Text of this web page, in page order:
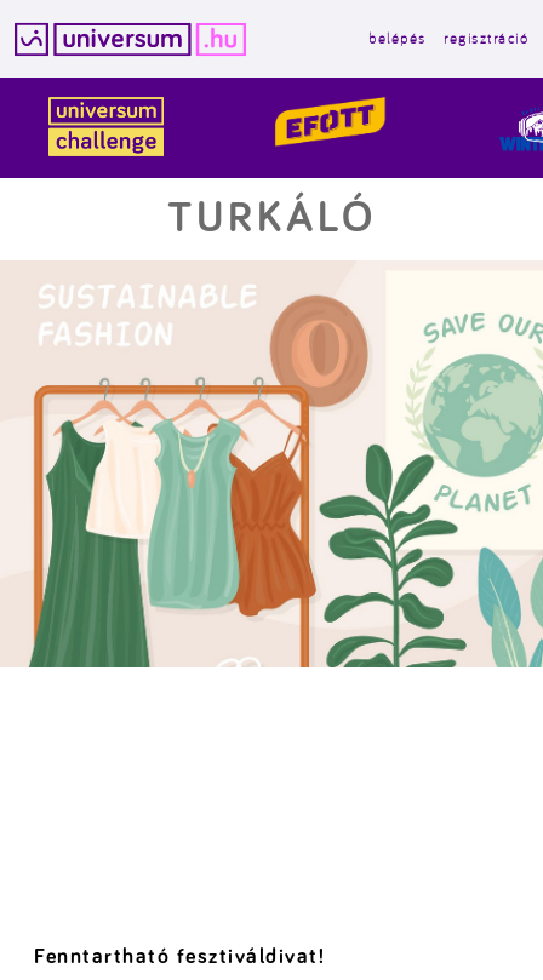
tartalomba
belépés regisztráció
TURKÁLÓ
Fenntartható fesztiváldivat!